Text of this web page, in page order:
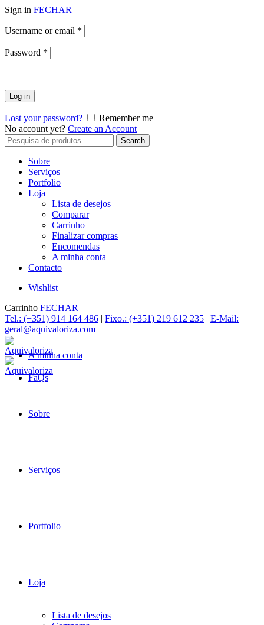
Sign in FECHAR
Username or email *
Password *
Log in
Lost your password?
Remember me
No account yet? Create an Account
Search
for:
Search
Sobre
Serviços
Portfolio
Loja
Lista de desejos
Comparar
Carrinho
Finalizar compras
Encomendas
A minha conta
Contacto
Wishlist
Carrinho FECHAR
Tel.: (+351) 914 164 486 | Fixo.: (+351) 219 612 235 | E-Mail:
geral@aquivaloriza.com
A minha conta
FaQs
Sobre
Serviços
Portfolio
Loja
Lista de desejos